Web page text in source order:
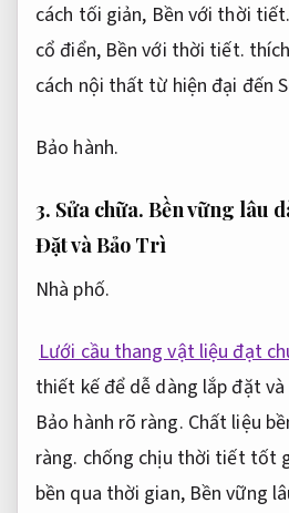
cách tối giản, Bền với thời tiết.
cổ điển, Bền với thời tiết.
cách nội thất từ hiện đại đến
Bảo hành.
3. Sửa chữa. Bền vững lâu
Đặt và Bảo Trì
Nhà phố.
Lưới cầu thang vật liệu đạt
thiết kế để dễ dàng lắp đặt
Bảo hành rõ ràng. Chất liệu
ràng. chống chịu thời tiết tốt
bền qua thời gian, Bền vững